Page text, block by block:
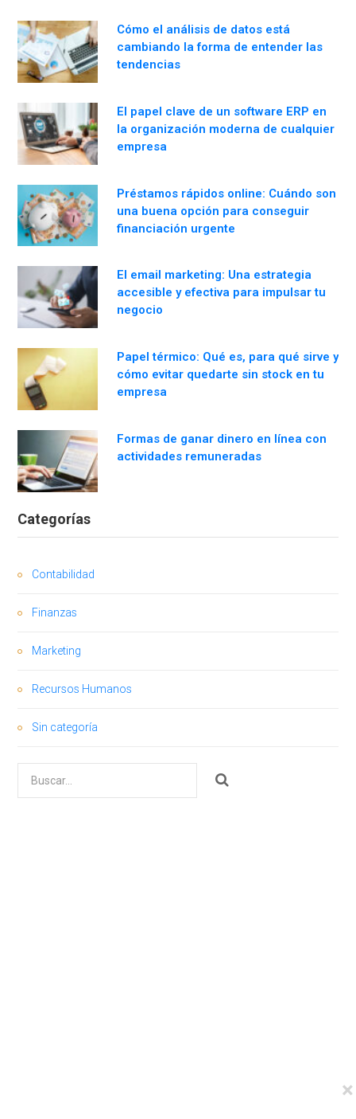
Cómo el análisis de datos está
cambiando la forma de entender las
tendencias
El papel clave de un software ERP en
la organización moderna de cualquier
empresa
Préstamos rápidos online: Cuándo son
una buena opción para conseguir
financiación urgente
El email marketing: Una estrategia
accesible y efectiva para impulsar tu
negocio
Papel térmico: Qué es, para qué sirve y
cómo evitar quedarte sin stock en tu
empresa
Formas de ganar dinero en línea con
actividades remuneradas
Categorías
Contabilidad
Finanzas
Marketing
Recursos Humanos
Sin categoría
por:
×